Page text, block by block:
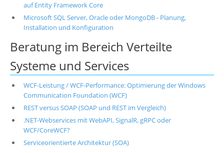
auf Entity Framework Core
Microsoft SQL Server, Oracle oder MongoDB - Planung,
Installation und Konfiguration
Beratung im Bereich Verteilte
Systeme und Services
WCF-Leistung / WCF-Performance: Optimierung der Windows
Communication Foundation (WCF)
REST versus SOAP (SOAP und REST im Vergleich)
.NET-Webservices mit WebAPI, SignalR, gRPC oder
WCF/CoreWCF?
Serviceorientierte Architektur (SOA)